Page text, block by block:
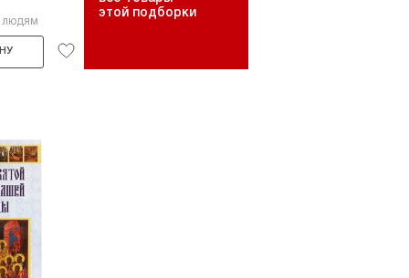
людям
этой подборки